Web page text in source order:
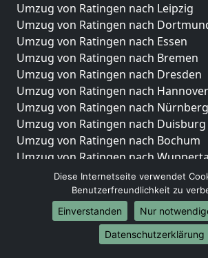
Umzug von Ratingen nach Leipzig
Umzug von Ratingen nach
Umzug von Ratingen nach Essen
Umzug von Ratingen nach Bremen
Umzug von Ratingen nach Dresden
Umzug von Ratingen nach Hannover
Umzug von Ratingen nach Nürnberg
Umzug von Ratingen nach Duisburg
Umzug von Ratingen nach Bochum
Umzug von Ratingen nach
Umzug von Ratingen nach Bielefeld
Umzug von Ratingen nach Bonn
Umzug von Ratingen nach Münster
Internationale-Umzüge
Diese Internetseite verwendet
Benutzerfreundlichkeit zu
Einverstanden
Nur
Datenschutzerklärung